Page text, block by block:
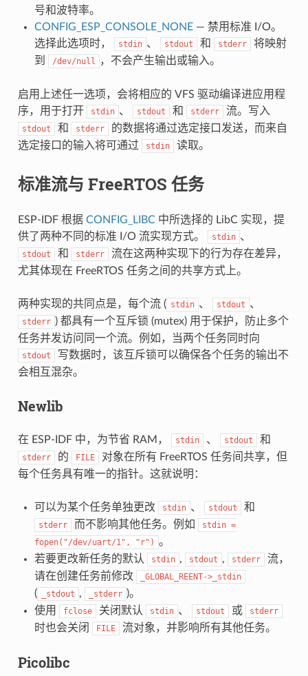
号和波特率。
CONFIG_ESP_CONSOLE_NONE— 禁用标准 I/O。
选择此选项时，
stdin 、 stdout 和 stderr
将映射
到
/dev/null ，不会产生输出或输入。
启用上述任一选项，会将相应的 VFS 驱动编译进应用程
序，用于打开
stdin 、 stdout 和 stderr 流。写入
stdout 和 stderr
的数据将通过选定接口发送，而来自
选定接口的输入将可通过
stdin 读取。
标准流与 FreeRTOS 任务
ESP-IDF 根据 CONFIG_LIBC中所选择的 LibC 实现，提
供了两种不同的标准 I/O 流实现方式。
stdin 、
stdout 和 stderr
流在这两种实现下的行为存在差异，
尤其体现在 FreeRTOS 任务之间的共享方式上。
两种实现的共同点是，每个流 ( stdin 、 stdout 、
stderr ) 都具有一个互斥锁 (mutex) 用于保护，防止多个
任务并发访问同一个流。例如，当两个任务同时向
stdout
写数据时，该互斥锁可以确保各个任务的输出不
会相互混杂。
Newlib
在 ESP-IDF 中，为节省 RAM， stdin 、 stdout 和
stderr 的 FILE
对象在所有 FreeRTOS 任务间共享，但
每个任务具有唯一的指针。这就说明：
可以为某个任务单独更改 stdin 、 stdout 和
stderr 而不影响其他任务。例如 stdin =
fopen("/dev/uart/1",
"r") 。
若要更改新任务的默认
stdin , stdout , stderr
流，
请在创建任务前修改
_GLOBAL_REENT->_stdin
( _stdout , _stderr )。
使用
fclose 关闭默认 stdin 、 stdout 或 stderr
时也会关闭 FILE 流对象，并影响所有其他任务。
Picolibc